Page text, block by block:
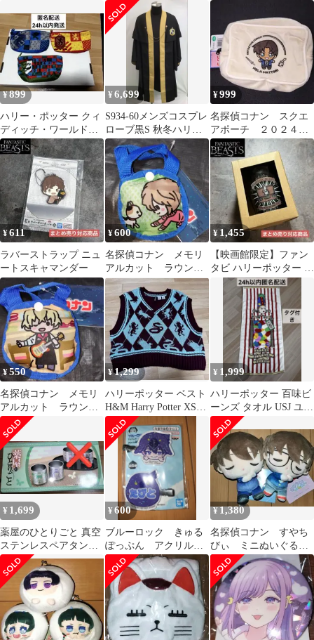
ー・ポッター ローブ
¥899
ハリー・ポッター クィ
ディッチ・ワールドカ
ップ 応援ポーチコレク
ション
¥6,699
S934-60メンズコスプレ
ローブ黒S 秋冬ハリー
ポッター9/3
¥999
名探偵コナン スクエ
アポーチ ２０２４
服部平次 小物入れ
化粧ポーチ 推し活
¥611
ラバーストラップ ニュ
ートスキャマンダー
¥600
名探偵コナン メモリ
アルカット ラウンド
型ケース付きエコバッ
グ 灰原哀 推し活
¥ 1,455
【映画館限定】ファン
タビ ハリーポッター タ
ンブラー
¥550
名探偵コナン メモリ
アルカット ラウンド
型ケース付きエコバッ
グ 安室透 推し活
¥1,299
ハリーポッター ベスト
H&M Harry Potter XSサ
イズ
¥ 1,999
ハリーポッター 百味ビ
ーンズ タオル USJ ユニ
バ ハリポタ
¥ 1,699
薬屋のひとりごと 真空
ステンレスペアタンブ
ラー ステンレスタン
ブラー カップ
¥600
ブルーロック きゅる
ぽっぷん アクリル前
髪クリップ たびと
前髪クリップ
¥1,380
名探偵コナン すやち
びぃ ミニぬいぐる
み コナン 工藤新
一 マスコット 推し
活